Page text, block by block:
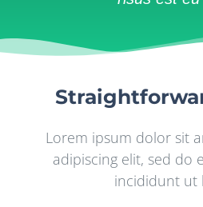
Lorem ipsum dolor sit
adipiscing elit, sed do
incididunt ut